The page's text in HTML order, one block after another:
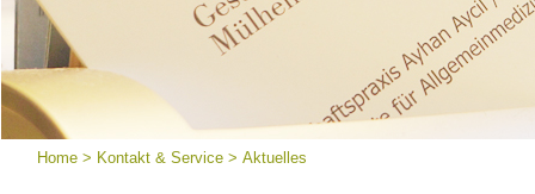
Home > Kontakt & Service > Aktuelles